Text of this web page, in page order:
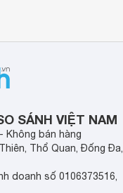
SÁNH VIỆT NAM
Không bán hàng
Thổ Quan, Đống Đa,
doanh số 0106373516,